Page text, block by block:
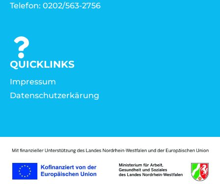
Telefon: 0202/563-2756
QUICKLINKS
Impressum
Datenschutzerkärung